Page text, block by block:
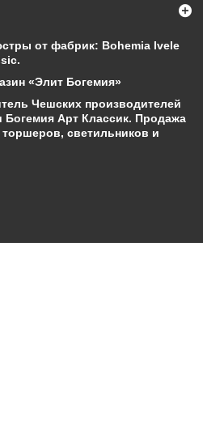
от фабрик: Bohemia Ivele
«Элит Богемия»
Чешских производителей
Богемия Арт Классик. Продажа
светильников и